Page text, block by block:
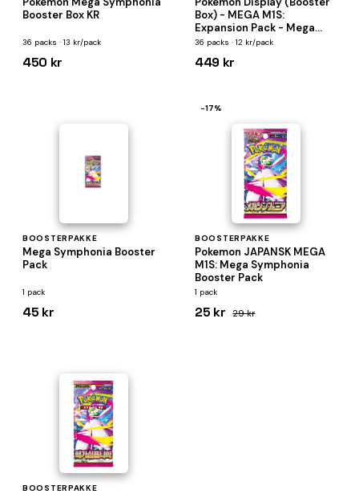
Booster Box KR
36 packs · 13 kr/pack
450 kr
Box) - MEGA M1S:
Expansion Pack - Mega
Symphonia *KOREANSK* -
36 packs · 12 kr/pack
449 kr
BOOSTERPAKKE
Mega Symphonia Booster
Pack
1 pack
45 kr
−17%
BOOSTERPAKKE
Pokemon JAPANSK MEGA
M1S: Mega Symphonia
Booster Pack
1 pack
25 kr 29 kr
BOOSTERPAKKE